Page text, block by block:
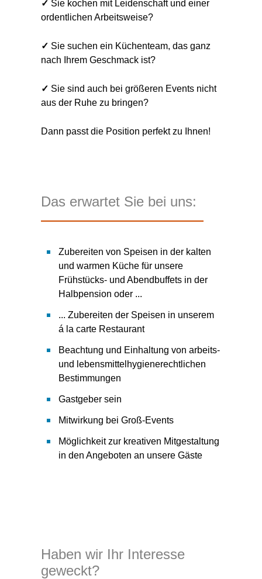
✓ Sie kochen mit Leidenschaft und einer
ordentlichen Arbeitsweise?
✓ Sie suchen ein Küchenteam, das ganz
nach Ihrem Geschmack ist?
✓ Sie sind auch bei größeren Events nicht
aus der Ruhe zu bringen?
Dann passt die Position perfekt zu Ihnen!
Das erwartet Sie bei uns:
Zubereiten von Speisen in der kalten
und warmen Küche für unsere
Frühstücks- und Abendbuffets in der
Halbpension oder ...
... Zubereiten der Speisen in unserem
á la carte Restaurant
Beachtung und Einhaltung von arbeits-
und lebensmittelhygienerechtlichen
Bestimmungen
Gastgeber sein
Mitwirkung bei Groß-Events
Möglichkeit zur kreativen Mitgestaltung
in den Angeboten an unsere Gäste
Haben wir Ihr Interesse
geweckt?